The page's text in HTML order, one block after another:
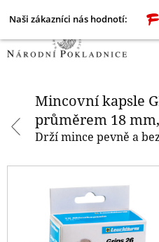
Naši zákazníci nás hodnotí:
Mincovní kapsle
průměrem 18
Drží mince pevně a
Mincovní kapsle